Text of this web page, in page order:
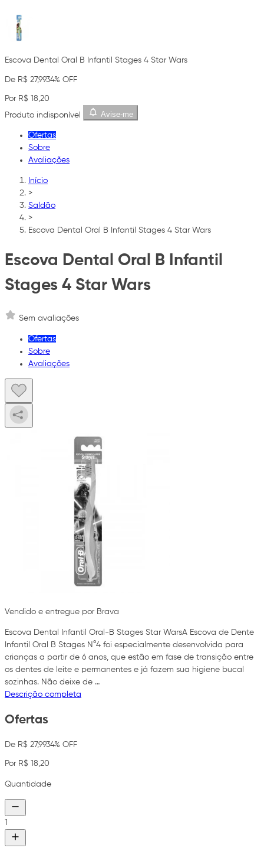
Escova Dental Oral B Infantil Stages 4 Star Wars
De R$ 27,9934% OFF
Por R$ 18,20
Produto indisponível
Avise-me
Ofertas
Sobre
Avaliações
Início
>
Saldão
>
Escova Dental Oral B Infantil Stages 4 Star Wars
Escova Dental Oral B Infantil
Stages 4 Star Wars
Sem avaliações
Ofertas
Sobre
Avaliações
Vendido e entregue por Brava
Escova Dental Infantil Oral-B Stages Star WarsA Escova de Dente
Infantil Oral B Stages N°4 foi especialmente desenvolvida para
crianças a partir de 6 anos, que estão em fase de transição entre
os dentes de leite e permanentes e já fazem sua higiene bucal
sozinhas. Não deixe de …
Descrição completa
Ofertas
De R$ 27,9934% OFF
Por R$ 18,20
Quantidade
1